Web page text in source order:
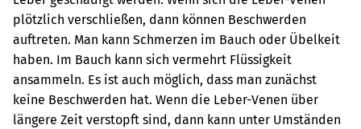
plötzlich verschließen, dann können Beschwerden
auftreten. Man kann Schmerzen im Bauch oder Übelkeit
haben. Im Bauch kann sich vermehrt Flüssigkeit
ansammeln. Es ist auch möglich, dass man zunächst
keine Beschwerden hat. Wenn die Leber-Venen über
längere Zeit verstopft sind, dann kann unter Umständen